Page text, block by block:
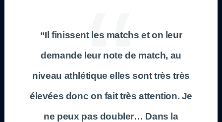
“Il finissent les matchs et on leur
demande leur note de match, au
niveau athlétique elles sont très très
élevées donc on fait très attention. Je
ne peux pas doubler… Dans la